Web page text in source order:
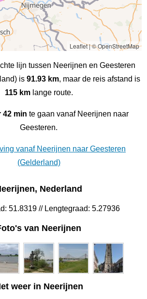
Leaflet|© OpenStreetMap
lijn tussen Neerijnen en Geesteren
is 91.93 km, maar de reis afstand is
115 kmlange route.
42 min te gaan vanaf Neerijnen naar
Geesteren.
vanaf Neerijnen naar Geesteren
(Gelderland)
Nederland
51.8319 // Lengtegraad: 5.27936
van Neerijnen
weer in Neerijnen